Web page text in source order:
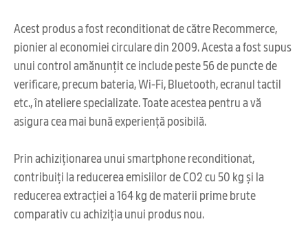
Acest produs a fost reconditionat de către Recommerce,
pionier al economiei circulare din 2009. Acesta a fost supus
unui control amănunțit ce include peste 56 de puncte de
verificare, precum bateria, Wi-Fi, Bluetooth, ecranul tactil
etc., în ateliere specializate. Toate acestea pentru a vă
asigura cea mai bună experiență posibilă.
Prin achiziționarea unui smartphone reconditionat,
contribuiți la reducerea emisiilor de CO2 cu 50 kg și la
reducerea extracției a 164 kg de materii prime brute
comparativ cu achiziția unui produs nou.